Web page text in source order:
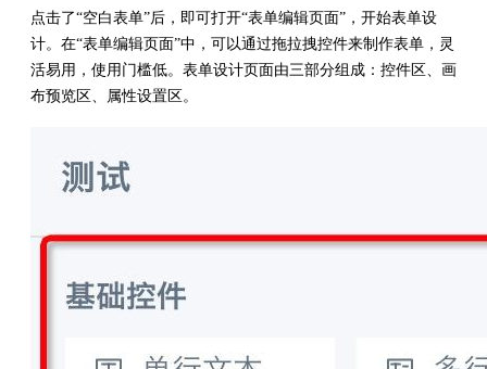
点击了“空白表单”后，即可打开“表单编辑页面”，开始表单设
计。在“表单编辑页面”中，可以通过拖拉拽控件来制作表单，灵
活易用，使用门槛低。表单设计页面由三部分组成：控件区、画
布预览区、属性设置区。